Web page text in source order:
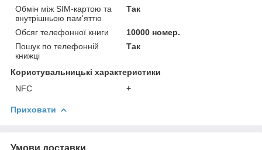
Обмін між SIM-картою та
внутрішньою пам'яттю
Так
Обсяг телефонної книги
10000 номер.
Пошук по телефонній
книжці
Так
Користувальницькі характеристики
NFC
+
Приховати
Умови доставки